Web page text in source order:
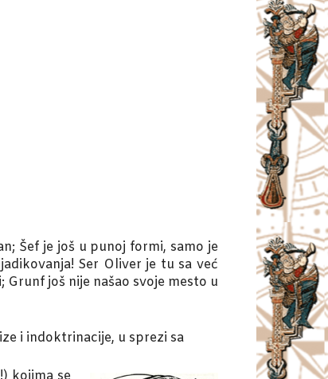
Šef je još u punoj formi, samo je
Ser Oliver je tu sa već
još nije našao svoje mesto u
i indoktrinacije, u sprezi sa